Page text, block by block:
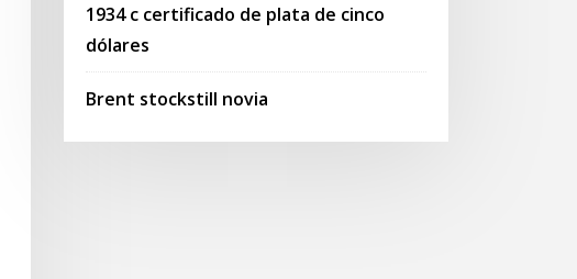
1934 c certificado de plata de cinco
dólares
Brent stockstill novia